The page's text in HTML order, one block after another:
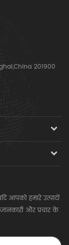
201900
आपको हमारे उत्पादों
और प्रचार के